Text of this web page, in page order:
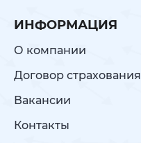
ИНФОРМАЦИЯ
О компании
Договор страхования
Вакансии
Контакты